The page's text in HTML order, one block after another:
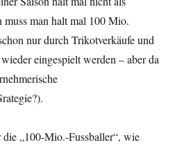
muss man halt mal 100 Mio.
nur durch Trikotverkäufe und
eingespielt werden – aber da
„100-Mio.-Fussballer“, wie